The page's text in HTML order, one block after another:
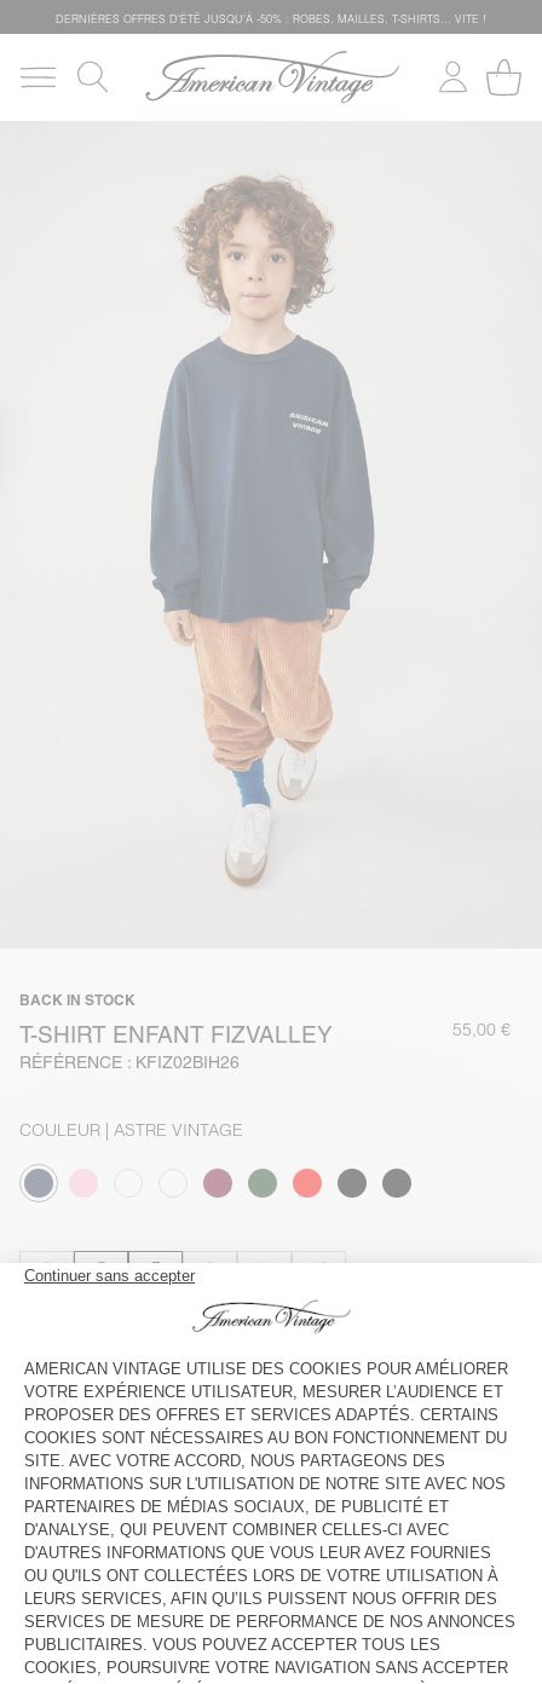
DERNIÈRES OFFRES D'ÉTÊ JUSQU'À -50% : ROBES, MAILLES, T-SHIRTS... VITE !
BACK IN STOCK
T-SHIRT ENFANT FIZVALLEY
RÉFÉRENCE : KFIZ02BIH26
55,00 €
COULEUR | ASTRE VINTAGE
3 5 7 9 11 13
entre le mercredi 12 août et le vendredi 14
août
AJOUTER AU PANIER
VOIR LA DISPONIBILITE EN MAGASIN
DESCRIPTION
TAILLE ET COUPE
COMPOSITION
ENTRETIEN